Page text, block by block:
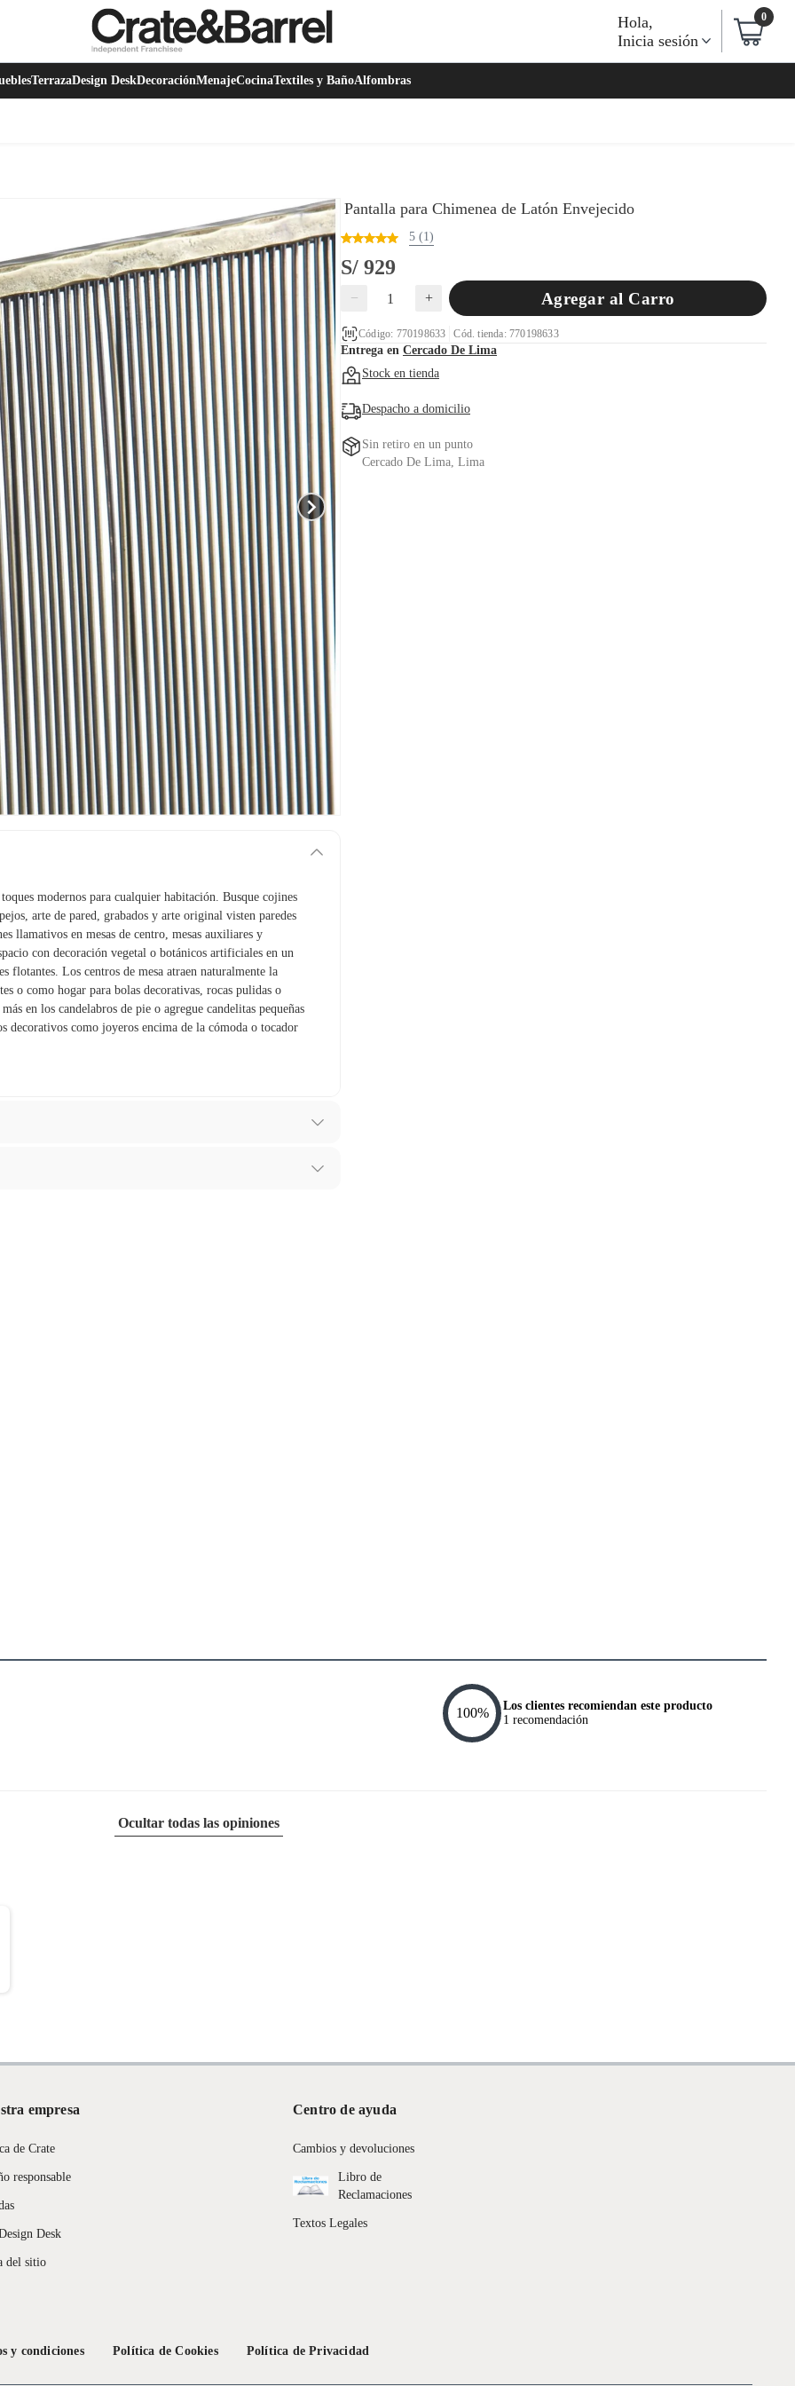
Hola,
Inicia sesión
0
TerrazaDesign DeskDecoraciónMenajeCocinaTextiles y BañoAlfombras
modernos para cualquier habitación. Busque cojines
arte de pared, grabados y arte original visten paredes
llamativos en mesas de centro, mesas auxiliares y
con decoración vegetal o botánicos artificiales en un
flotantes. Los centros de mesa atraen naturalmente la
o como hogar para bolas decorativas, rocas pulidas o
en los candelabros de pie o agregue candelitas pequeñas
decorativos como joyeros encima de la cómoda o tocador
otras con restricciones y algunas que no se pueden
para asfalto, hormigón, albañilería.
para asfalto.
línea blanca, colchones, muebles, bicicletas y máquinas.
alimenticios, vitaminas.
Pantalla para Chimenea de Latón Envejecido
5 (1)
S/ 929
− + Agregar al Carro
Código: 770198633 Cód. tienda: 770198633
Entrega en Cercado De Lima
Stock en tienda
Despacho a domicilio
Sin retiro en un punto
Cercado De Lima, Lima
100%
Los clientes recomiendan este producto
1 recomendación
Ocultar todas las opiniones
empresa
de Crate
responsable
Desk
del sitio
Centro de ayuda
Cambios y devoluciones
Libro de
Reclamaciones
Textos Legales
y condiciones Política de Cookies Política de Privacidad